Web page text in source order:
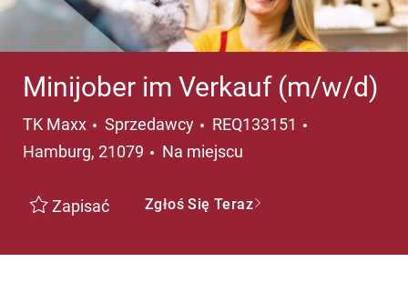
Minijober im Verkauf (m/w/d)
TK Maxx Kategoria
Sprzedawcy REQ133151
Hamburg, 21079
Na miejscu
Zapisać Zgłoś Się Teraz